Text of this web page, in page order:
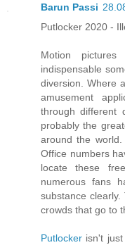
Barun Passi
Putlocker 2020 -
Motion
indispensable
diversion. Where
amusement
through different
probably the
around the
Office numbers
locate these
numerous fans
substance
crowds that go to
Putlocker isn't